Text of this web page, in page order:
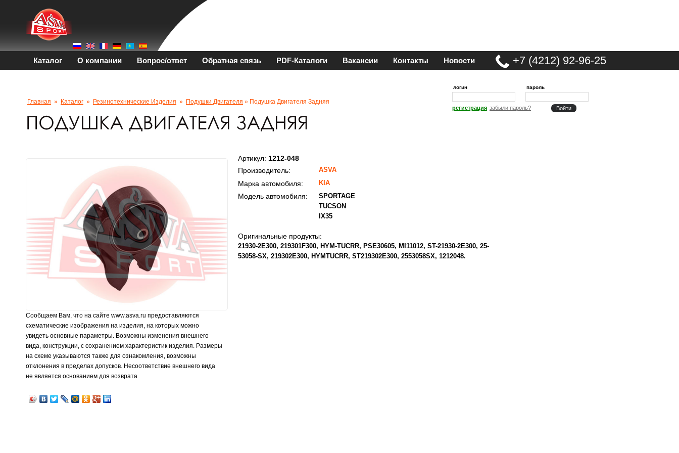
Каталог О компании Вопрос/ответ Обратная связь PDF-Каталоги Вакансии Контакты Новости +7 (4212) 92-96-25
логин пароль
регистрация забыли пароль?
Главная » Каталог » Резинотехнические Изделия » Подушки Двигателя » Подушка Двигателя Задняя
Сообщаем Вам, что на сайте www.asva.ru предоставляются
схематические изображения на изделия, на которых можно
увидеть основные параметры. Возможны изменения внешнего
вида, конструкции, с сохранением характеристик изделия. Размеры
на схеме указываются также для ознакомления, возможны
отклонения в пределах допусков. Несоответствие внешнего вида
не является основанием для возврата
Артикул: 1212-048
Производитель:
ASVA
Марка автомобиля: KIA
Модель автомобиля:
SPORTAGE
TUCSON
IX35
Оригинальные продукты:
21930-2E300 219301F300 HYM-TUCRR PSE30605 MI11012 ST-21930-2E300 25-
53058-SX 219302E300 HYMTUCRR ST219302E300 2553058SX 1212048